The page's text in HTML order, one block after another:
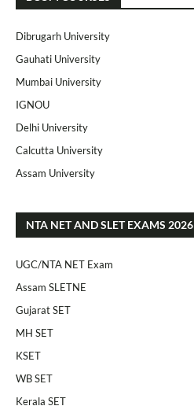
Dibrugarh University
Gauhati University
Mumbai University
IGNOU
Delhi University
Calcutta University
Assam University
NTA NET AND SLET EXAMS 2026
UGC/NTA NET Exam
Assam SLETNE
Gujarat SET
MH SET
KSET
WB SET
Kerala SET